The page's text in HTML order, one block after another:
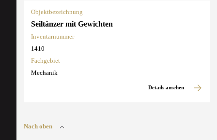
Objektbezeichnung
Seiltänzer mit Gewichten
Inventarnummer
1410
Fachgebiet
Mechanik
Details ansehen
Nach oben